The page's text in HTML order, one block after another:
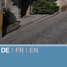
DE FR EN